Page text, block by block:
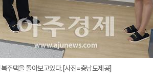
주택을 돌아보고있다.[사진=충남도제공]